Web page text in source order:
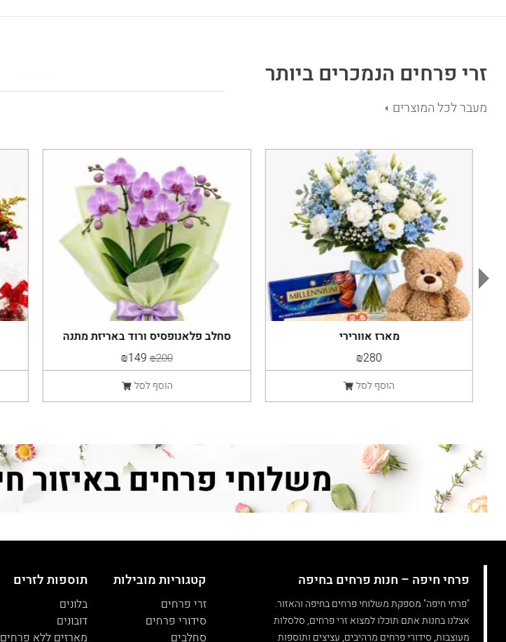
זרי פרחים הנמכרים ביותר
מעבר לכל המוצרים
סחלב פלאנופסיס ורוד באריזת מתנה
יוקרתית
₪200
₪149
הוסף לסל
מארז אוורירי
₪280
הוסף לסל
פרחי חיפה – חנות פרחים בחיפה
"פרחי חיפה" מספקת משלוחי פרחים בחיפה והאזור.
אצלנו בחנות אתם תוכלו למצוא זרי פרחים, סלסלות
מעוצבות, סידורי פרחים מרהיבים, עציצים ותוספות
קטגוריות מובילות
זרי פרחים
סידורי פרחים
סחלבים
תוספות לזרים
בלונים
דובונים
מארזים ללא פרחים